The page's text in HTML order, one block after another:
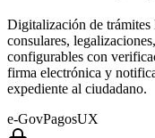
Digitalización de trámites
consulares,
configurables con
firma electrónica y
expediente al ciudadano.
e-GovPagosUX